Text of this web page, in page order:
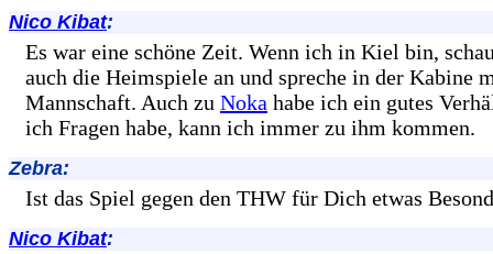
Nico Kibat:
Es war eine schöne Zeit. Wenn ich in Kiel bin,
auch die Heimspiele an und spreche in der Kabine
Mannschaft. Auch zu Noka habe ich ein gutes
ich Fragen habe, kann ich immer zu ihm kommen.
Zebra:
Ist das Spiel gegen den THW für Dich etwas
Nico Kibat: